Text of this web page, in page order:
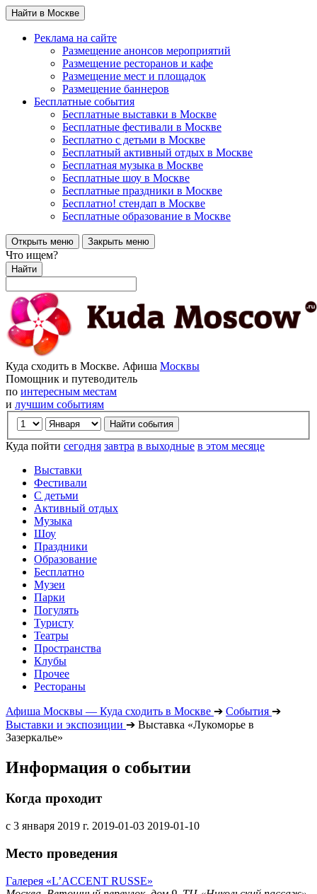
Найти в Москве
Реклама на сайте
Размещение анонсов мероприятий
Размещение ресторанов и кафе
Размещение мест и площадок
Размещение баннеров
Бесплатные события
Бесплатные выставки в Москве
Бесплатные фестивали в Москве
Бесплатно с детьми в Москве
Бесплатный активный отдых в Москве
Бесплатная музыка в Москве
Бесплатные шоу в Москве
Бесплатные праздники в Москве
Бесплатно! стендап в Москве
Бесплатные образование в Москве
Открыть меню Закрыть меню
Что ищем?
Найти
Куда сходить в Москве. Афиша Москвы
Помощник и путеводитель
по интересным местам
и лучшим событиям
Куда пойти сегодня завтра в выходные в этом месяце
Выставки
Фестивали
С детьми
Активный отдых
Музыка
Шоу
Праздники
Образование
Бесплатно
Музеи
Парки
Погулять
Туристу
Театры
Пространства
Клубы
Прочее
Рестораны
Афиша Москвы — Куда сходить в Москве ➔ События ➔
Выставки и экспозиции ➔ Выставка «Лукоморье в
Зазеркалье»
Информация о событии
Когда проходит
с 3 января 2019 г. 2019-01-03 2019-01-10
Место проведения
Галерея «L’ACCENT RUSSE»